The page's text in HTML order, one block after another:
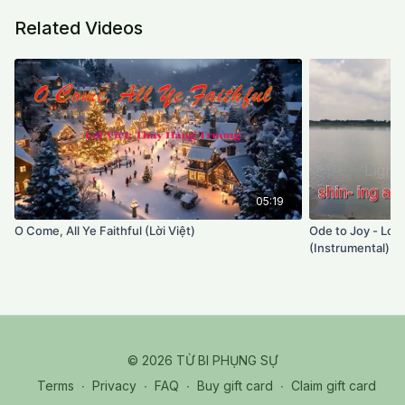
Through faith, one departs from afflictions and turns
wholeheartedly toward the Buddha’s merit, attaining
deep spiritual bliss. The song repeatedly states that
faith is the essential healing and purifying power.
Related Videos
05:19
O Come, All Ye Faithful (Lời Việt)
Ode to Joy -
(Instrumental)
© 2026 TỪ BI PHỤNG SỰ
Terms ∙ Privacy ∙ FAQ ∙ Buy gift card ∙ Claim gift card